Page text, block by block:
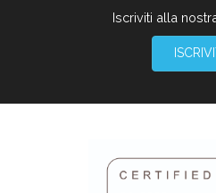
Iscriviti alla